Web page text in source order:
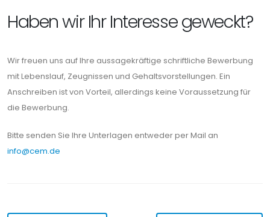
Haben wir Ihr Interesse geweckt?
Wir freuen uns auf Ihre aussagekräftige schriftliche Bewerbung
mit Lebenslauf, Zeugnissen und Gehaltsvorstellungen. Ein
Anschreiben ist von Vorteil, allerdings keine Voraussetzung für
die Bewerbung.
Bitte senden Sie Ihre Unterlagen entweder per Mail an
info@cem.de